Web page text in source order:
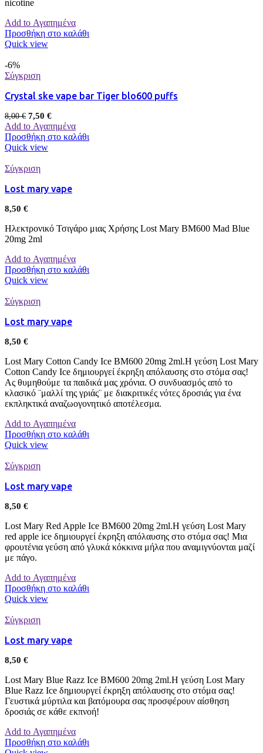
nicotine
Add to Αγαπημένα
Προσθήκη στο καλάθι
Quick view
-6%
Σύγκριση
Crystal ske vape bar Tiger blo600 puffs
8,00€ 7,50 €
Add to Αγαπημένα
Προσθήκη στο καλάθι
Quick view
Σύγκριση
Lost mary vape
8,50 €
Ηλεκτρονικό Τσιγάρο μιας Χρήσης Lost Mary BM600 Mad Blue
20mg 2ml
Add to Αγαπημένα
Προσθήκη στο καλάθι
Quick view
Σύγκριση
Lost mary vape
8,50 €
Lost Mary Cotton Candy Ice BM600 20mg 2ml.Η γεύση Lost Mary
Cotton Candy Ice δημιουργεί έκρηξη απόλαυσης στο στόμα σας!
Ας θυμηθούμε τα παιδικά μας χρόνια. Ο συνδυασμός από το
κλασικό ¨μαλλί της γριάς¨ με διακριτικές νότες δροσιάς για ένα
εκπληκτικά αναζωογονητικό αποτέλεσμα.
Add to Αγαπημένα
Προσθήκη στο καλάθι
Quick view
Σύγκριση
Lost mary vape
8,50 €
Lost Mary Red Apple Ice BM600 20mg 2ml.Η γεύση Lost Mary
red apple ice δημιουργεί έκρηξη απόλαυσης στο στόμα σας! Μια
φρουτένια γεύση από γλυκά κόκκινα μήλα που αναμιγνύονται μαζί
με πάγο.
Add to Αγαπημένα
Προσθήκη στο καλάθι
Quick view
Σύγκριση
Lost mary vape
8,50 €
Lost Mary Blue Razz Ice BM600 20mg 2ml.Η γεύση Lost Mary
Blue Razz Ice δημιουργεί έκρηξη απόλαυσης στο στόμα σας!
Γευστικά μύρτιλα και βατόμουρα σας προσφέρουν αίσθηση
δροσιάς σε κάθε εκπνοή!
Add to Αγαπημένα
Προσθήκη στο καλάθι